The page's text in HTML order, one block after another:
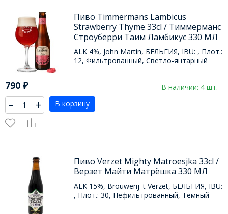
Пиво Timmermans Lambicus
Strawberry Thyme 33cl / Тиммерманс
Строуберри Таим Ламбикус 330 МЛ
ALK 4%, John Martin, БЕЛЬГИЯ, IBU: , Плот.:
12, Фильтрованный, Светло-янтарный
790 ₽ В наличии: 4 шт.
– + В корзину
Пиво Verzet Mighty Matroesjka 33cl /
Верзет Майти Матрёшка 330 МЛ
ALK 15%, Brouwerij 't Verzet, БЕЛЬГИЯ, IBU:
, Плот.: 30, Нефильтрованный, Темный